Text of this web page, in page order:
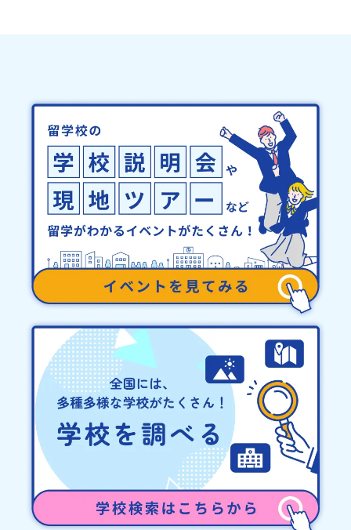
悠所在地：〒690-0842 島根県松江市東本町二丁目25-6 みらい
BASE2階 その他所在地公式HP：http://c-platform.or.jp/お問い
合わせ先担当：小川・小原E-mail：info@miratabi.jp「おためし
地域留学体験」のプログラム開催情報を公式LINEにて配信中！ぜひ
ご登録ください♪地域みらい留学公式LINE
います。対応が必要な場合は必ず事前にご相談ください。・参加取
消や急遽参加できなくなった場合について参加決定後の参加お取り
消しはご遠慮下さい。やむを得ないお取り消しの場合はお早めに事
務局までご連絡ください。・キャンセルポリシーやむを得ない参加
お取り消しの場合、以下のルールに沿って対応させていただきま
す。ご了承ください。プログラム開催日の前日＜8月3日＞から、
【キャンセルのご連絡日：お支払いいただく旅行代金】・21日目に
あたる日以前：無料・20日目-8日目：20％・7日目-2日目：30％・
プログラム開始日の前日：40％・プログラム開始日当日：50％・ご
連絡無しでの不参加またはプログラム開始後の解除：100％・催行中
止について天候などの状況等によって開催を見合わせる可能性があ
ります。その場合は原則、開催日1週間前までにご連絡いたします。
又、最少催行人数に達しなかった場合は、開催日3週間前までに催行
中止の旨をメールにてご連絡いたします。・よくあるご質問その
他、よくあるご質問についてはこちらをご確認ください。運営団体
について＜プログラム主催：一般財団法人地域・教育魅力化プラッ
トフォーム＞「意志ある若者にあふれる持続可能な地域・社会をつ
くる」というビジョンを掲げ、2017年3月に島根県に設立した教育
事業団体です。日本全国約200の高校と連携しながら、中学卒業後に
地域の枠を越えて生徒一人ひとりの夢や価値観に合った地域・学校
で1〜3年間過ごすことができるシステム「地域みらい留学」をはじ
めとした、教育事業や地域活性モデルをつくり続けています。名
称：一般財団法人地域・教育魅力化プラットフォーム設 立：2017
年3月代表者：岩本 悠所在地：〒690-0842 島根県松江市東本町二
丁目25-6 みらいBASE2階 その他所在地公式HP：http://c-
platform.or.jp/お問い合わせ先担当：小川・小原E-mail：
info@miratabi.jp「おためし地域留学体験」のプログラム開催情報
を公式LINEにて配信中！ぜひご登録ください♪地域みらい留学公式
LINE